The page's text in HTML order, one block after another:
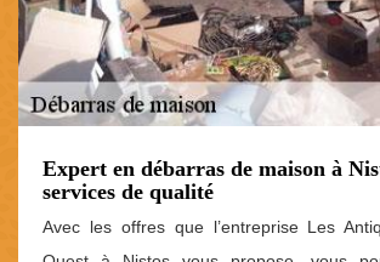
Expert en débarras de maison à
services de qualité
Avec les offres que l’entreprise Les